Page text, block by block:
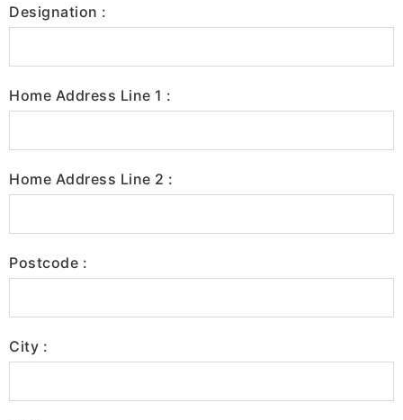
Designation :
Home Address Line 1 :
Home Address Line 2 :
Postcode :
City :